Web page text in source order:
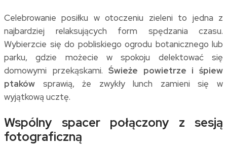
Celebrowanie posiłku w otoczeniu zieleni to jedna z
najbardziej relaksujących form spędzania czasu.
Wybierzcie się do pobliskiego ogrodu botanicznego lub
parku, gdzie możecie w spokoju delektować się
domowymi przekąskami.Świeże powietrze i śpiew
ptaków sprawią, że zwykły lunch zamieni się w
wyjątkową ucztę.
Wspólny spacer połączony z sesją
fotograficzną